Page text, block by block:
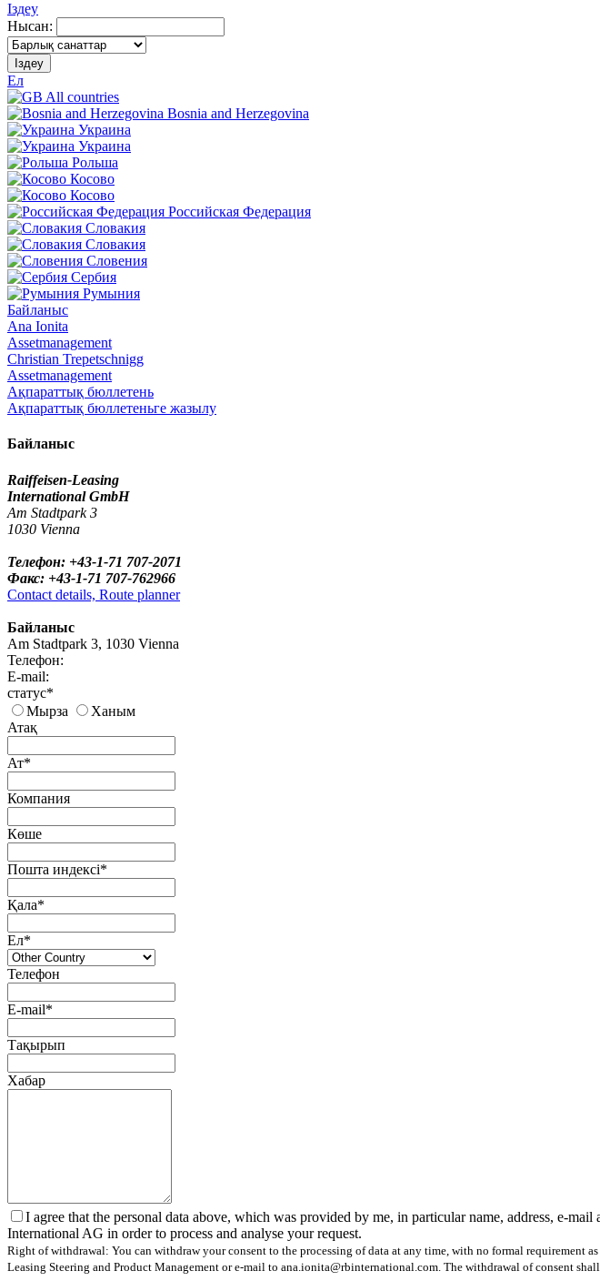
Іздеу
Нысан:
Іздеу
Ел
All countries
Bosnia and Herzegovina
Украина
Украина
Рольша
Косово
Косово
Российская Федерация
Словакия
Словакия
Словения
Сербия
Румыния
Байланыс
Ana Ionita
Assetmanagement
Christian Trepetschnigg
Assetmanagement
Ақпараттық бюллетень
Ақпараттық бюллетеньге жазылу
Байланыс
Raiffeisen-Leasing
International GmbH
Am Stadtpark 3
1030 Vienna
Телефон: +43-1-71 707-2071
Факс: +43-1-71 707-762966
Contact details, Route planner
Байланыс
Am Stadtpark 3, 1030 Vienna
Телефон:
E-mail:
статус*
Мырза
Ханым
Атақ
Ат*
Компания
Көше
Пошта индексі*
Қала*
Ел*
Телефон
E-mail*
Тақырып
Хабар
I agree that the personal data above, which was provided by me, in particular name, address, e-
International AG in order to process and analyse your request.
Right of withdrawal: You can withdraw your consent to the processing of data at any time, with no formal
Leasing Steering and Product Management or e-mail to ana.ionita@rbinternational.com. The withdrawal of consent